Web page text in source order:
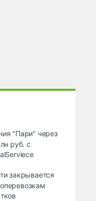
"Пари" через
руб. с
закрывается